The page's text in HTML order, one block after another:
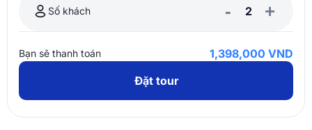
Số khách - +
Bạn sẽ thanh toán
1,398,000 VND
Đặt tour